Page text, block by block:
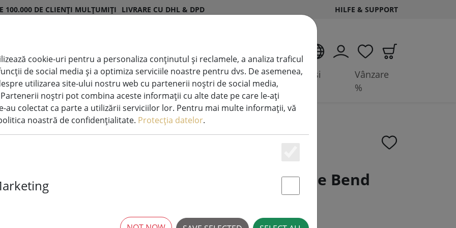
100.000 DE CLIENȚI MULȚUMIȚI LIVRARE CU DHL & DPD HILFE & SUPPORT
Lumânări
LED
Sisteme de lumini de
zână
Accesorii și
baterii
Vânzare
%
Broste Copenhagen Candle Bend
cookie-uri pentru a personaliza conținutul și reclamele, a analiza traficul
de social media și a optimiza serviciile noastre pentru dvs. De asemenea,
utilizarea site-ului nostru web cu partenerii noștri de social media,
noștri pot combina aceste informații cu alte date pe care le-ați
au colectat ca parte a utilizării serviciilor lor. Pentru mai multe informații, vă
noastră de confidențialitate. Protecția datelor.